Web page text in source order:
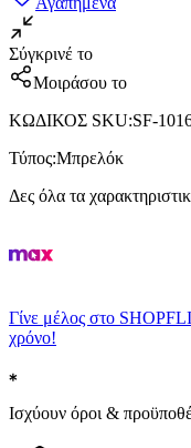
Σύγκρινέ το
Μοιράσου το
ΚΩΔΙΚΟΣ SKU:SF-
Τύπος:Μπρελόκ
Δες όλα τα
Γίνε μέλος στο
χρόνο!
Ισχύουν όροι &